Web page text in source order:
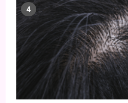
トレス ストレスを多く感じ
働きます。そのため、皮脂
きやすくなります。さらに、
き届きません。ストレス解消
です。 アトピー性皮膚炎 頭
ー皮膚炎の可能...